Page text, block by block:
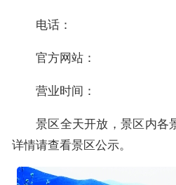
电话：
官方网站：
营业时间：
景区全天开放，景区内各
详情请查看景区公示。